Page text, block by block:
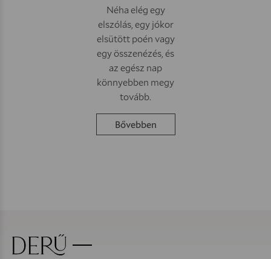
Néha elég egy
elszólás, egy jókor
elsütött poén vagy
egy összenézés, és
az egész nap
könnyebben megy
tovább.
Bővebben